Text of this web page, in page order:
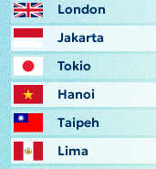
London
Jakarta
Tokio
Hanoi
Taipeh
Lima